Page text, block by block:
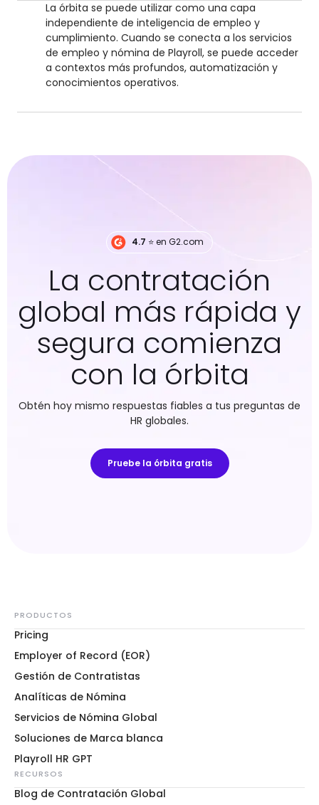
La órbita se puede utilizar como una capa
independiente de inteligencia de empleo y
cumplimiento. Cuando se conecta a los servicios
de empleo y nómina de Playroll, se puede acceder
a contextos más profundos, automatización y
conocimientos operativos.
4.7 ⭐️ en G2.com
La contratación
global más rápida y
segura comienza
con la órbita
Obtén hoy mismo respuestas fiables a tus preguntas de
HR globales.
Pruebe la órbita gratis
PRODUCTOS
Pricing
Employer of Record (EOR)
Gestión de Contratistas
Analíticas de Nómina
Servicios de Nómina Global
Soluciones de Marca blanca
Playroll HR GPT
RECURSOS
Blog de Contratación Global